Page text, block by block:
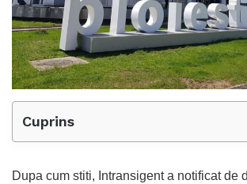
Cuprins
Dupa cum stiti, Intransigent a notificat de